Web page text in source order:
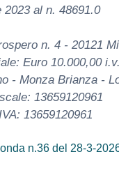
2023 al n. 48691.0
n. 4 - 20121
Euro 10.000,00 i.v.
- Monza Brianza -
13659120961
13659120961
n.36 del 28-3-